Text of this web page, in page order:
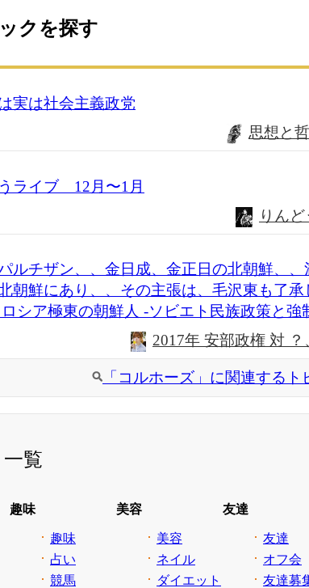
クを探す
実は社会主義政党
思想と
ライブ 12月〜1月
りん
ルチザン、、金日成、金正日の北朝鮮、
朝鮮にあり、、その主張は、毛沢東も了承
シア極東の朝鮮人 -ソビエト民族政策と強
2017年 安部政権 対 ？
「コルホーズ」に関連する
覧
趣味
趣味
占い
競馬
美容
美容
ネイル
ダイエット
友達
友達
オフ会
友達募